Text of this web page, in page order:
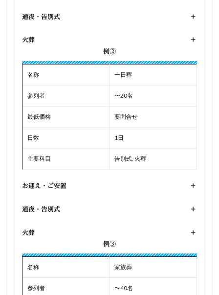
通夜・告別式 +
火葬
+
例②
名称 一日葬
参列者 〜20名
最低価格 要問合せ
日数 1日
主要科目 告別式, 火葬
お迎え・ご安置 +
通夜・告別式 +
火葬
+
例③
名称 家族葬
参列者 〜40名